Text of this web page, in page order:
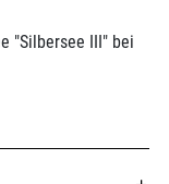
"Silbersee III" bei